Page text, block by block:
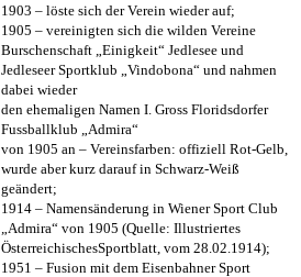
1903 – löste sich der Verein wieder auf;
1905 – vereinigten sich die wilden Vereine
Burschenschaft „Einigkeit“ Jedlesee und
Jedleseer Sportklub „Vindobona“ und nahmen
dabei wieder
den ehemaligen Namen I. Gross Floridsdorfer
Fussballklub „Admira“
von 1905 an – Vereinsfarben: offiziell Rot-Gelb,
wurde aber kurz darauf in Schwarz-Weiß
geändert;
1914 – Namensänderung in Wiener Sport Club
„Admira“ von 1905 (Quelle: Illustriertes
ÖsterreichischesSportblatt, vom 28.02.1914);
1951 – Fusion mit dem Eisenbahner Sport